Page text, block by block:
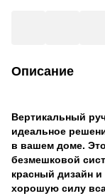
Описание
Вертикальный
идеальное
в вашем доме.
безмешковой
красный дизайн
хорошую силу